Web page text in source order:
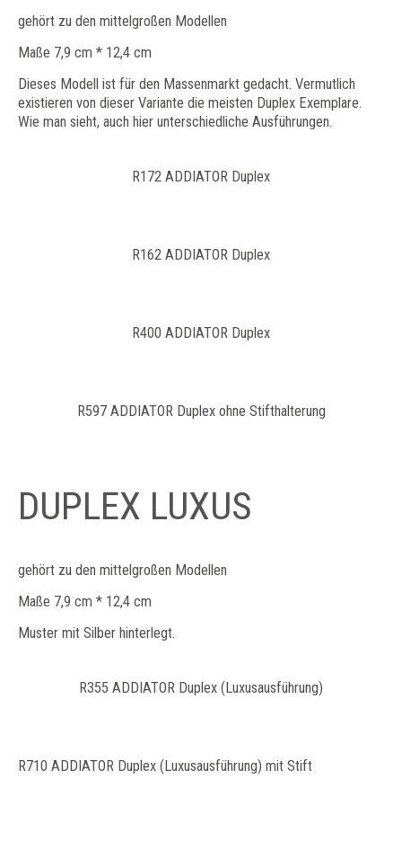
gehört zu den mittelgroßen Modellen
Maße 7,9 cm * 12,4 cm
Dieses Modell ist für den Massenmarkt gedacht. Vermutlich
existieren von dieser Variante die meisten Duplex Exemplare.
Wie man sieht, auch hier unterschiedliche Ausführungen.
R172 ADDIATOR Duplex
R162 ADDIATOR Duplex
R400 ADDIATOR Duplex
R597 ADDIATOR Duplex ohne Stifthalterung
DUPLEX LUXUS
gehört zu den mittelgroßen Modellen
Maße 7,9 cm * 12,4 cm
​Muster mit Silber hinterlegt.
R355 ADDIATOR Duplex (Luxusausführung)
R710 ADDIATOR Duplex (Luxusausführung) mit Stift